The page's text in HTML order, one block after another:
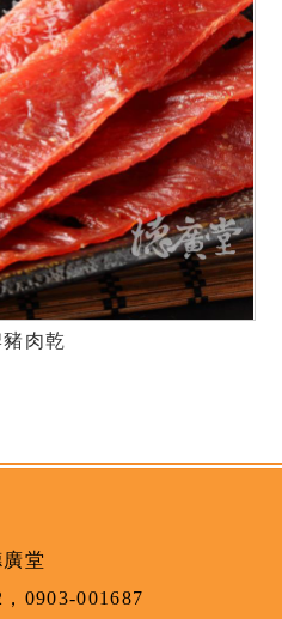
肉乾
堂
， 0903-001687